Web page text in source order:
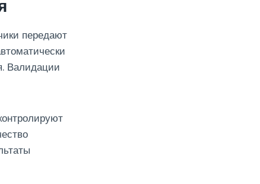
передают
Валидации